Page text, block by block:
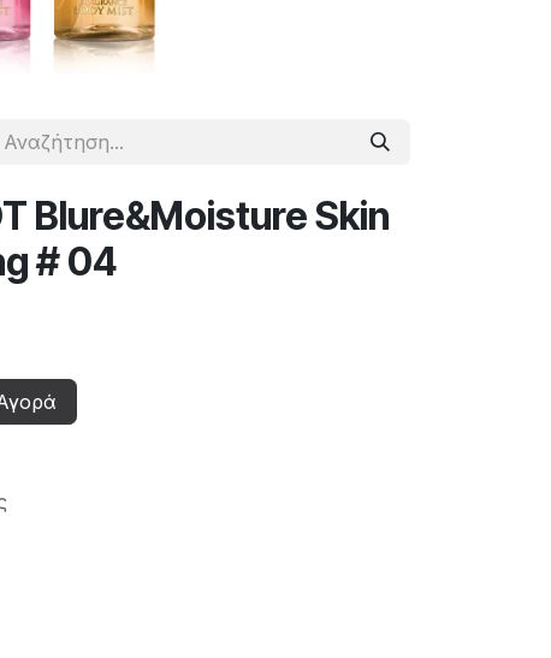
Blure&Moisture Skin
# 04